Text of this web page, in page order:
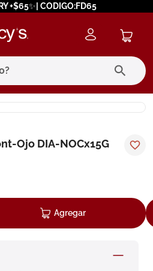
+$65✨| CODIGO:FD65
Ojo DIA-NOCx15G
Agregar